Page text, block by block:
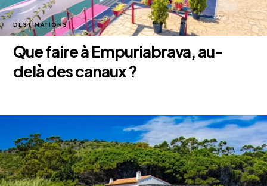
DESTINATIONS
Que faire à Empuriabrava, au-
delà des canaux ?